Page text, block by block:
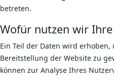
betreten.
Wofür nutzen wir Ihre
Ein Teil der Daten wird
Bereitstellung der Website zu
können zur Analyse Ihres